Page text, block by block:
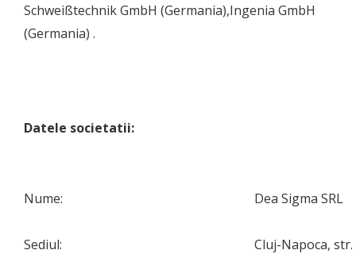
Schweißtechnik GmbH (Germania),Ingenia GmbH
(Germania) .
Datele societatii:
Nume: Dea Sigma SRL
Sediul: Cluj-Napoca,